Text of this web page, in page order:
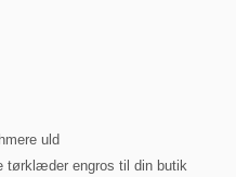
uld
tørklæder engros til din butik